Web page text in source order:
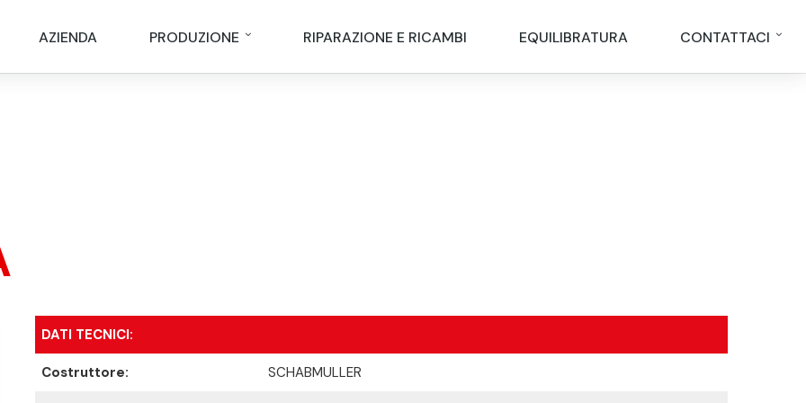
AZIENDA PRODUZIONE RIPARAZIONE E RICAMBI EQUILIBRATURA CONTATTACI
DATI TECNICI:
Costruttore: SCHABMULLER